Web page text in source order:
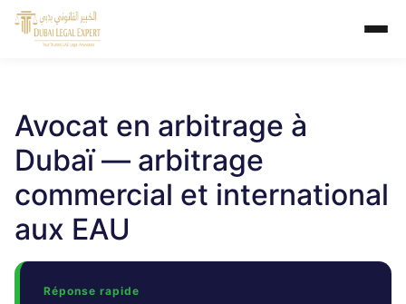
Avocat en arbitrage à
Dubaï — arbitrage
commercial et international
aux EAU
Réponse rapide